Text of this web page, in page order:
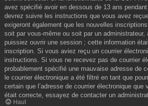
avez spécifié avoir en dessous de 13 ans pendant
devrez suivre les instructions que vous avez
exigeront également que les nouvelles
soit par vous-même ou soit par un administrateur,
puissiez ouvrir une session ; cette information
inscription. Si vous aviez reçu un courrier
instructions. Si vous ne recevez pas de courrier
probablement spécifié une mauvaise adresse de
le courrier électronique a été filtré en tant que
certain que l’adresse de courrier électronique que
était correcte, essayez de contacter un
Haut